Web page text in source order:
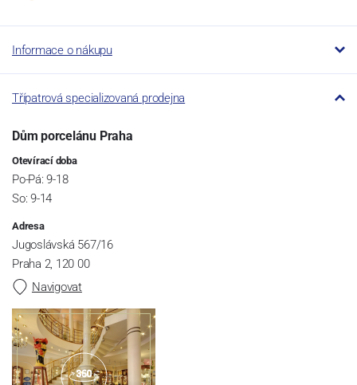
Informace o nákupu
Třípatrová specializovaná prodejna
Dům porcelánu Praha
Otevírací doba
Po-Pá: 9-18
So: 9-14
Adresa
Jugoslávská 567/16
Praha 2, 120 00
Navigovat